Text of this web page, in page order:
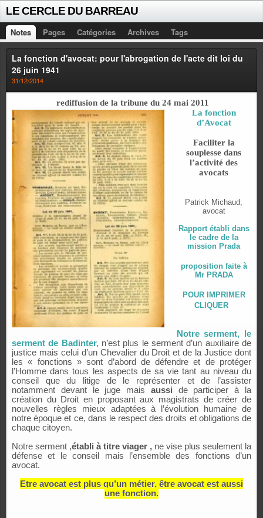
LE CERCLE DU BARREAU
Notes Pages Catégories Archives Tags
La fonction d'avocat: pour l'abrogation de l'acte dit loi du
26 juin 1941
31/12/2014
rediffusion de la tribune du 24 mai 2011
La fonction
d’Avocat
Faciliter la
souplesse dans
l’activité des
avocats
Patrick Michaud,
avocat
Rapport établi dans
le cadre de la
mission Prada
proposition faite à
Mr PRADA
POUR IMPRIMER
CLIQUER
Notre serment, le
serment de Badinter,n’est plus le serment d’un auxiliaire de
justice mais celui d’un Chevalier du Droit et de la Justice dont
les « fonctions » sont d’abord de défendre et de protéger
l’Homme dans tous les aspects de sa vie tant au niveau du
conseil que du litige de le représenter et de l’assister
notamment devant le juge mais aussi de participer à la
création du Droit en proposant aux magistrats de créer de
nouvelles règles mieux adaptées à l’évolution humaine de
notre époque et ce, dans le respect des droits et obligations de
chaque citoyen.
Notre serment ,établi à titre viager , ne vise plus seulement la
défense et le conseil mais l’ensemble des fonctions d’un
avocat.
Etre avocat est plus qu’un métier, être avocat est aussi
une fonction.